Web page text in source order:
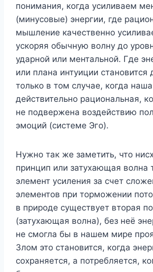
понимания, когда усиливаем
(минусовые) энергии, где
мышление качественно
ускоряя обычную волну до
ударной или ментальной. Где
или плана интуиции становится
только в том случае, когда
действительно рациональная,
не подвержена воздействию
эмоций (системе Эго).
Нужно так же заметить, что
принцип или затухающая волна
элемент усиления за счет
элементов при торможении
в природе существует вторая
(затухающая волна), без неё
не смогла бы в нашем мире
Злом это становится, когда
сохраняется, а потребляется,